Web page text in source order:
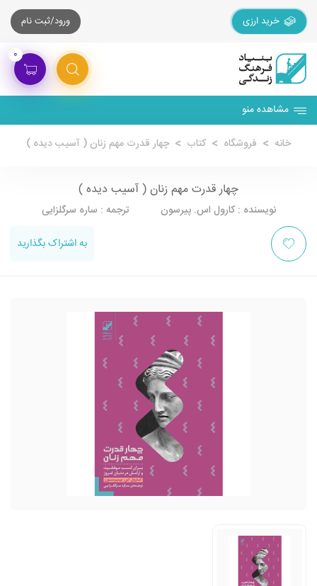
خرید ارزی ورود/ثبت نام
۰
مشاهده منو
خانه فروشگاه کتاب چهار قدرت مهم زنان ( آسیب دیده )
چهار قدرت مهم زنان ( آسیب دیده )
نویسنده : کارول اس. پیرسون ترجمه : ساره سرگلزایی
به اشتراک بگذارید